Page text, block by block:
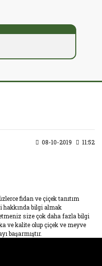
08-10-2019 11:52
fidan ve çiçek tanıtım
hakkında bilgi almak
size çok daha fazla bilgi
ve kalite olup çiçek ve meyve
başarmıştır.